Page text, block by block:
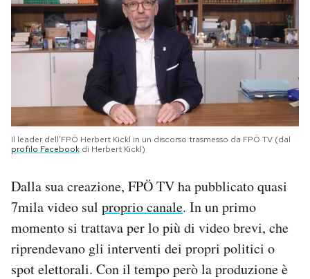
Il leader dell’FPÖ Herbert Kickl in un discorso trasmesso da FPÖ TV (dal
profilo Facebook di Herbert Kickl)
Dalla sua creazione, FPÖ TV ha pubblicato quasi
7mila video sul proprio canale. In un primo
momento si trattava per lo più di video brevi, che
riprendevano gli interventi dei propri politici o
spot elettorali. Con il tempo però la produzione è